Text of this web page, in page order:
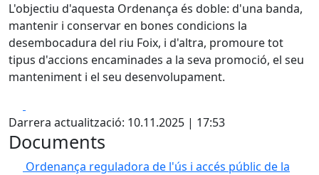
L'objectiu d'aquesta Ordenança és doble: d'una banda,
mantenir i conservar en bones condicions la
desembocadura del riu Foix, i d'altra, promoure tot
tipus d'accions encaminades a la seva promoció, el seu
manteniment i el seu desenvolupament.
Darrera actualització: 10.11.2025 | 17:53
Documents
Ordenança reguladora de l'ús i accés públic de la